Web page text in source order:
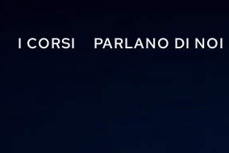
I CORSI PARLANO DI NOI